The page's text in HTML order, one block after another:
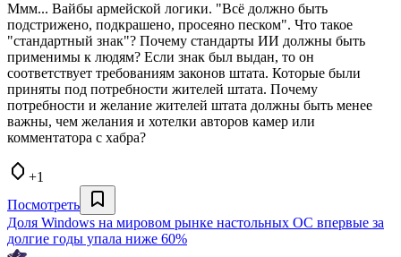
Ммм... Вайбы армейской логики. "Всё должно быть
подстрижено, подкрашено, просеяно песком". Что такое
"стандартный знак"? Почему стандарты ИИ должны быть
применимы к людям? Если знак был выдан, то он
соответствует требованиям законов штата. Которые были
приняты под потребности жителей штата. Почему
потребности и желание жителей штата должны быть менее
важны, чем желания и хотелки авторов камер или
комментатора с хабра?
+1
Посмотреть
Доля Windows на мировом рынке настольных ОС впервые за
долгие годы упала ниже 60%